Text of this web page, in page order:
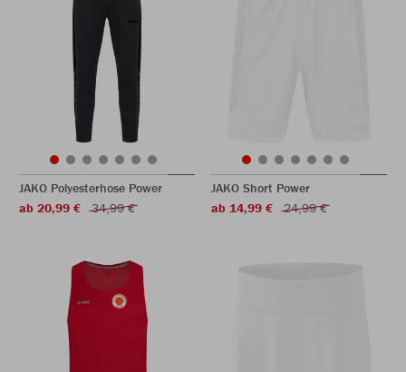
JAKO Polyesterhose Power
ab 20,99 €
34,99 €
JAKO Short Power
ab 14,99 €
24,99 €